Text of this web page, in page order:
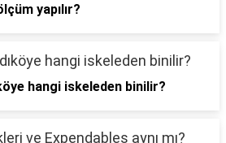
yapılır?
hangi iskeleden binilir?